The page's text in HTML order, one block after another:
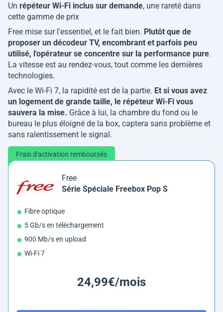
Un répéteur Wi-Fi inclus sur demande, une rareté dans
cette gamme de prix
Free mise sur l'essentiel, et le fait bien. Plutôt que de
proposer un décodeur TV, encombrant et parfois peu
utilisé, l'opérateur se concentre sur la performance pure.
La vitesse est au rendez-vous, tout comme les dernières
technologies.
Avec le Wi-Fi 7, la rapidité est de la partie. Et si vous avez
un logement de grande taille, le répéteur Wi-Fi vous
sauvera la mise. Grâce à lui, la chambre du fond ou le
bureau le plus éloigné de la box, captera sans problème et
sans ralentissement le signal.
Frais d'activation remboursés
Free
Série Spéciale Freebox Pop S
Fibre optique
5 Gb/s en téléchargement
900 Mb/s en upload
Wi-Fi 7
24,99€/mois